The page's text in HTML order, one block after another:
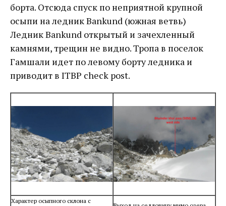
борта. Отсюда спуск по неприятной крупной
осыпи на ледник Bankund (южная ветвь)
Ледник Bankund открытый и зачехленный
камнями, трещин не видно. Тропа в поселок
Гамшали идет по левому борту ледника и
приводит в ITBP check post.
Характер осыпного склона с